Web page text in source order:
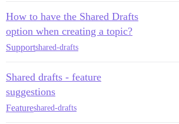
How to have the Shared Drafts
option when creating a topic?
Supportshared-drafts
Shared drafts - feature
suggestions
Featureshared-drafts